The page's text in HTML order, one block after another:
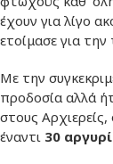
έχουν για λίγο
ετοίμασε για
Με την
προδοσία αλλά
στους
έναντι 30